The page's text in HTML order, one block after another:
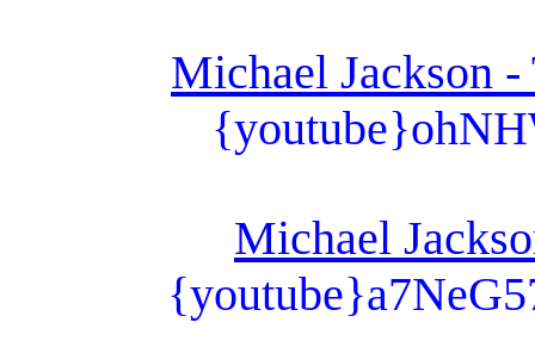
Michael Jackson -
Michael